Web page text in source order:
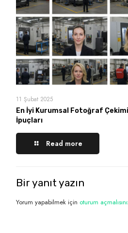
11 Şubat 2025
En İyi Kurumsal Fotoğraf
İpuçları
Read more
Bir yanıt yazın
Yorum yapabilmek için oturum